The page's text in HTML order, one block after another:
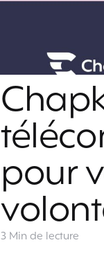
pour
3 Min de lecture